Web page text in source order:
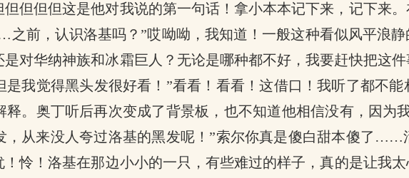
但但但这是他对我说的第一句话！拿小本本记下来，记下来
前，认识洛基吗？”哎呦呦，我知道！一般这种看似风平浪
对华纳神族和冰霜巨人？无论是哪种都不好，我要赶快把这
是我觉得黑头发很好看！”看看！看看！这借口！我听了都不
释。奥丁听后再次变成了背景板，也不知道他相信没有，因
，从来没人夸过洛基的黑发呢！”索尔你真是傻白甜本傻了
！怜！洛基在那边小小的一只，有些难过的样子，真的是让